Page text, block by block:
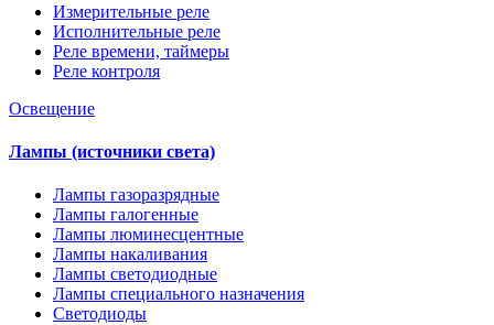
Измерительные реле
Исполнительные реле
Реле времени, таймеры
Реле контроля
Освещение
Лампы (источники света)
Лампы газоразрядные
Лампы галогенные
Лампы люминесцентные
Лампы накаливания
Лампы светодиодные
Лампы специального назначения
Светодиоды